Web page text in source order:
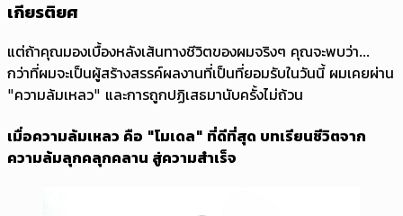
เกียรติยศ
แต่ถ้าคุณมองเบื้องหลังเส้นทางชีวิตของผมจริงๆ คุณจะพบว่า...
กว่าที่ผมจะเป็นผู้สร้างสรรค์ผลงานที่เป็นที่ยอมรับในวันนี้ ผมเคยผ่าน
"ความล้มเหลว" และการถูกปฏิเสธมานับครั้งไม่ถ้วน
เมื่อความล้มเหลว คือ "โมเดล" ที่ดีที่สุด บทเรียนชีวิตจาก
ความล้มลุกคลุกคลาน สู่ความสำเร็จ